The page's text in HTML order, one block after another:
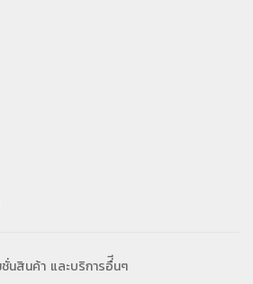
นสินค้า และบริการอื่ีนๆ